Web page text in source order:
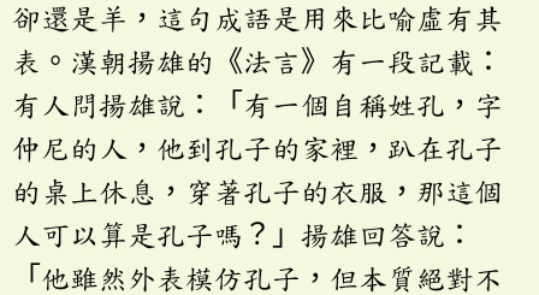
卻還是羊，這句成語是用來比喻虛有其
表。漢朝揚雄的《法言》有一段記載：
有人問揚雄說：「有一個自稱姓孔，字
仲尼的人，他到孔子的家裡，趴在孔子
的桌上休息，穿著孔子的衣服，那這個
人可以算是孔子嗎？」揚雄回答說：
「他雖然外表模仿孔子，但本質絕對不